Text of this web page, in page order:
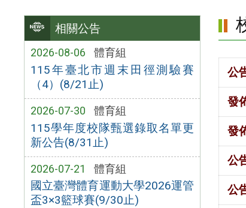
相關公告
2026-08-06 體育組
115年臺北市週末田徑測驗賽
（4）(8/21止)
2026-07-30 體育組
115學年度校隊甄選錄取名單更
新公告(8/31止)
2026-07-21 體育組
國立臺灣體育運動大學2026運管
盃3×3籃球賽(9/30止)
公
發
發
公
公